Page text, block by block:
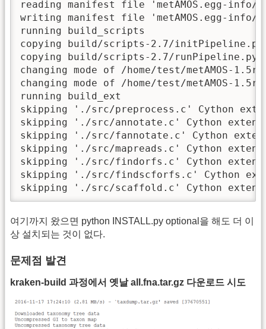
reading manifest file 'metAMOS.egg-info/
writing manifest file 'metAMOS.egg-info/
running build_scripts
copying build/scripts-2.7/initPipeline.py -
copying build/scripts-2.7/runPipeline.py -
changing mode of /home/test/metAMOS-
changing mode of /home/test/metAMOS-
running build_ext
skipping './src/preprocess.c' Cython
skipping './src/annotate.c' Cython
skipping './src/fannotate.c' Cython
skipping './src/mapreads.c' Cython
skipping './src/findorfs.c' Cython
skipping './src/findscforfs.c' Cython
skipping './src/scaffold.c' Cython
여기까지 왔으면 python INSTALL.py optional을 해도 더 이
상 설치되는 것이 없다.
문제점 발견
kraken-build 과정에서 옛날 all.fna.tar.gz 다운로드 시도